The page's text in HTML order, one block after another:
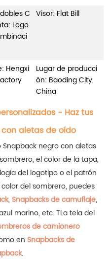
C
Logo
Visor: Flat Bill
Hengxi
Lugar de producci
ón: Baoding City,
China
- Haz tus
aletas de oído
negro con aletas
el color de la tapa,
del logotipo o el patrón
del sombrero, puedes
, Snapbacks de camuflaje,
marino, etc.TLa tela del
de camionero
en Snapbacks de
.